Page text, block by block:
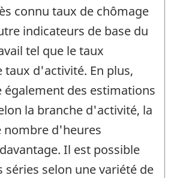
connu taux de chômage
indicateurs de base du
tel que le taux
d'activité. En plus,
également des estimations
la branche d'activité, la
nombre d'heures
Il est possible
séries selon une variété de